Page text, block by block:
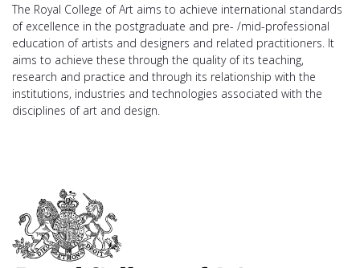
The Royal College of Art aims to achieve international standards
of excellence in the postgraduate and pre- /mid-professional
education of artists and designers and related practitioners. It
aims to achieve these through the quality of its teaching,
research and practice and through its relationship with the
institutions, industries and technologies associated with the
disciplines of art and design.